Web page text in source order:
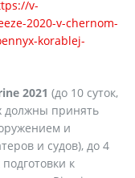
v-
2020-v-chernom-
korablej-
2021 (до 10 суток,
должны принять
и
и судов), до 4
к